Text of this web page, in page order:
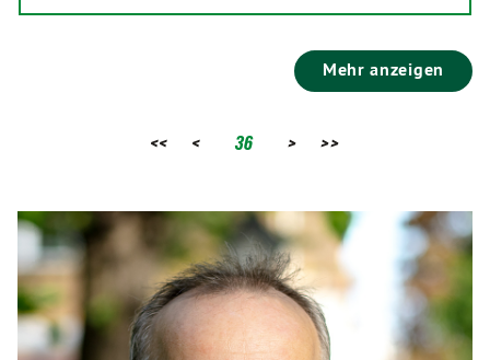
Mehr anzeigen
<< < 36 > >>